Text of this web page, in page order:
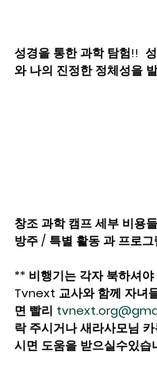
성경을 통한 과학 탐험!!
와 나의 진정한 정체성을
창조 과학 캠프 세부 비용
방주 / 특별 활동 과 프로그
** 비행기는 각자 북하셔야
Tvnext 교사와 함께 자녀
면 빨리
락 주시거나 새라사모님
시면 도움을 받으실수있습